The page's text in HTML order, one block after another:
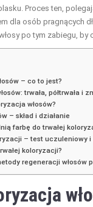
Proces ten,
dla osób pragnących
po tym zabiegu, by
– co to jest?
trwała, półtrwała i
włosów?
– skład i działanie
farbę do trwałej
– test uczuleniowy
koloryzacji?
regeneracji włosów